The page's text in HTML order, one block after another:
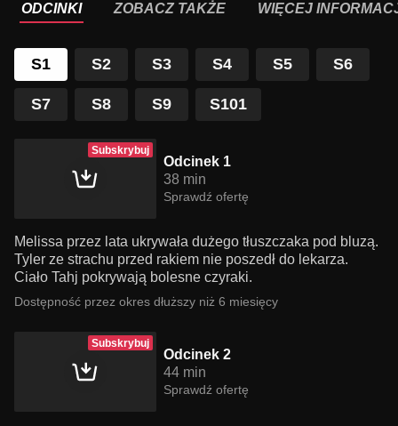
ODCINKI ZOBACZ TAKŻE WIĘCEJ
S1 S2 S3 S4 S5 S6
S7 S8 S9 S101
Subskrybuj
Odcinek 1
38 min
Sprawdź ofertę
Melissa przez lata ukrywała dużego tłuszczaka pod bluzą.
Tyler ze strachu przed rakiem nie poszedł do lekarza.
Ciało Tahj pokrywają bolesne czyraki.
Dostępność przez okres dłuższy niż 6 miesięcy
Subskrybuj
Odcinek 2
44 min
Sprawdź ofertę